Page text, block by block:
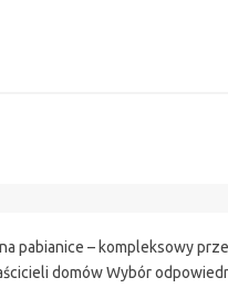
pabianice – kompleksowy
domów Wybór